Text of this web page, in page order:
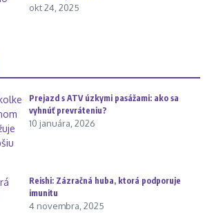
okt 24, 2025
Prejazd s ATV úzkymi pasážami: ako sa
vyhnúť prevráteniu?
10 januára, 2026
Reishi: Zázračná huba, ktorá podporuje
imunitu
4 novembra, 2025